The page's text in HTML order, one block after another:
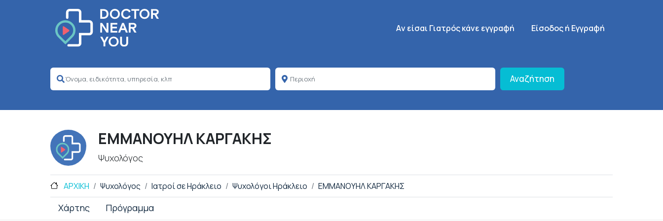
Κεντρική πλοήγηση
Aν είσαι Γιατρός κάνε εγγραφή SignUp Menu
Είσοδος ή Εγγραφή
Αναζήτηση
ΕΜΜΑΝΟΥΗΛ ΚΑΡΓΑΚΗΣ
Ψυχολόγος
ΑΡΧΙΚΗ Ψυχολόγος Ιατροί σε Ηράκλειο Ψυχολόγοι Ηράκλειο ΕΜΜΑΝΟΥΗΛ ΚΑΡΓΑΚΗΣ
Χάρτης Πρόγραμμα